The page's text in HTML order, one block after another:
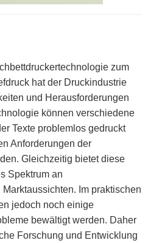
zum
hat der Druckindustrie
und Herausforderungen
können verschiedene
Texte problemlos gedruckt
Anforderungen der
Gleichzeitig bietet diese
Spektrum an
Im praktischen
jedoch noch einige
bewältigt werden. Daher
Forschung und Entwicklung